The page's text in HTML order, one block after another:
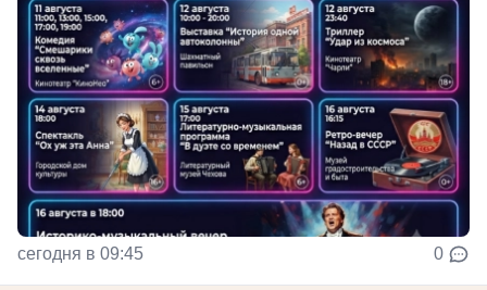
сегодня в 09:45 0